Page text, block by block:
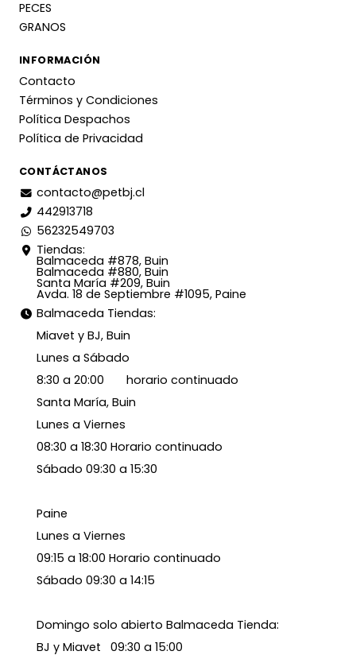
PECES
GRANOS
INFORMACIÓN
Contacto
Términos y Condiciones
Política Despachos
Política de Privacidad
CONTÁCTANOS
contacto@petbj.cl
442913718
56232549703
Tiendas:
Balmaceda #878, Buin
Balmaceda #880, Buin
Santa María #209, Buin
Avda. 18 de Septiembre #1095, Paine
Balmaceda Tiendas:
Miavet y BJ, Buin
Lunes a Sábado
8:30 a 20:00 horario continuado
Santa María, Buin
Lunes a Viernes
08:30 a 18:30 Horario continuado
Sábado 09:30 a 15:30
Paine
Lunes a Viernes
09:15 a 18:00 Horario continuado
Sábado 09:30 a 14:15
Domingo solo abierto Balmaceda Tienda:
BJ y Miavet 09:30 a 15:00